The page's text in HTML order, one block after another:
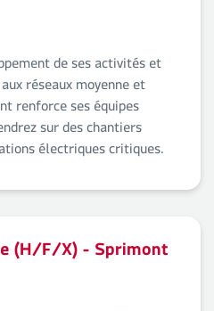
de ses activités et
réseaux moyenne et
renforce ses équipes
sur des chantiers
électriques critiques.
(H/F/X) - Sprimont